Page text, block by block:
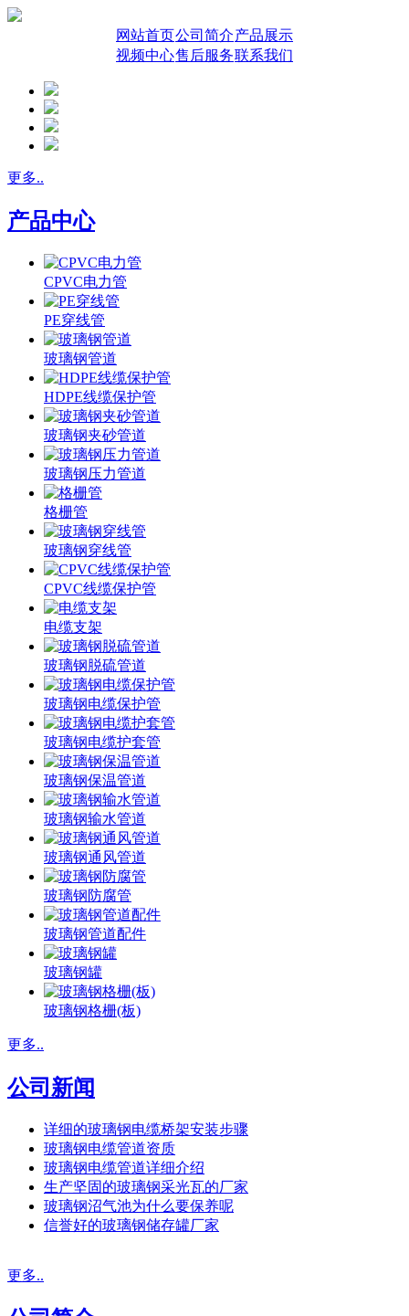
网站首页公司简介产品展示
视频中心售后服务联系我们
更多..
产品中心
CPVC电力管
PE穿线管
玻璃钢管道
HDPE线缆保护管
玻璃钢夹砂管道
玻璃钢压力管道
格栅管
玻璃钢穿线管
CPVC线缆保护管
电缆支架
玻璃钢脱硫管道
玻璃钢电缆保护管
玻璃钢电缆护套管
玻璃钢保温管道
玻璃钢输水管道
玻璃钢通风管道
玻璃钢防腐管
玻璃钢管道配件
玻璃钢罐
玻璃钢格栅(板)
更多..
公司新闻
详细的玻璃钢电缆桥架安装步骤
玻璃钢电缆管道资质
玻璃钢电缆管道详细介绍
生产坚固的玻璃钢采光瓦的厂家
玻璃钢沼气池为什么要保养呢
信誉好的玻璃钢储存罐厂家
更多..